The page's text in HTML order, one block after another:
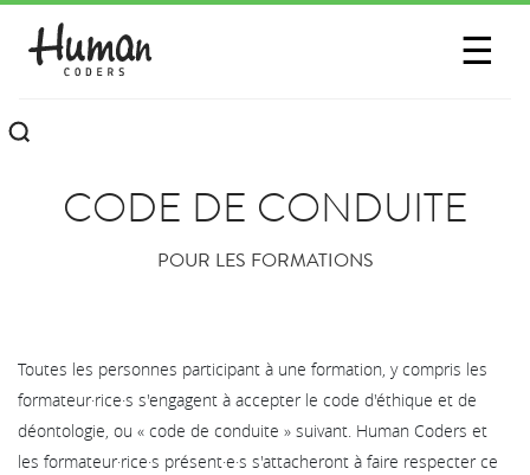
☰
CONTACTEZ-NOUS
CODE DE CONDUITE
POUR LES FORMATIONS
Toutes les personnes participant à une formation, y compris les
formateur·rice·s s'engagent à accepter le code d'éthique et de
déontologie, ou « code de conduite » suivant. Human Coders et
les formateur·rice·s présent·e·s s'attacheront à faire respecter ce